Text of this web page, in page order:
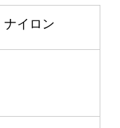
ナイロン